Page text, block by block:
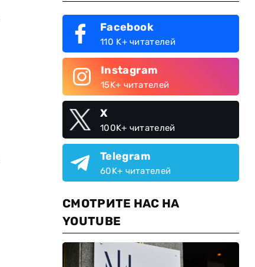
Facebook
110 K+ читателей
Instagram
15K+ читателей
X
100K+ читателей
Telegram
60K+ читателей
СМОТРИТЕ НАС НА
YOUTUBE